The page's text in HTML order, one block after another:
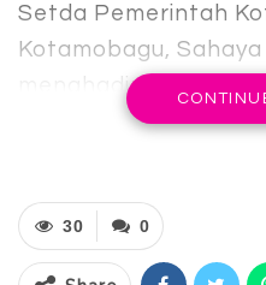
Setda Pemerintah
Kotamobagu,
menghadiri
lapangan bertajuk
Kegiatan yang
memperingati Hari
0
30